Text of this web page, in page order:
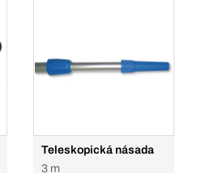
Teleskopická násada
3 m